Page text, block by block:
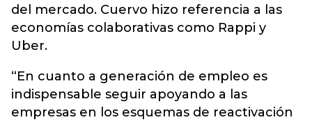
del mercado. Cuervo hizo referencia a las
economías colaborativas como Rappi y
Uber.
“En cuanto a generación de empleo es
indispensable seguir apoyando a las
empresas en los esquemas de reactivación